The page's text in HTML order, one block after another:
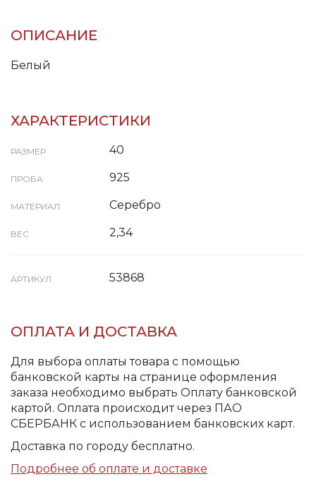
ОПИСАНИЕ
Белый
ХАРАКТЕРИСТИКИ
РАЗМЕР 40
ПРОБА 925
МАТЕРИАЛ Серебро
ВЕС 2,34
АРТИКУЛ 53868
ОПЛАТА И ДОСТАВКА
Для выбора оплаты товара с помощью
банковской карты на странице оформления
заказа необходимо выбрать Оплату банковской
картой. Оплата происходит через ПАО
СБЕРБАНК с использованием банковских карт.
Доставка по городу бесплатно.
Подробнее об оплате и доставке